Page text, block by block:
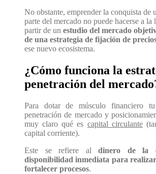
No obstante, emprender la conquista de
parte del mercado no puede hacerse a la
partir de un estudio del mercado
de una estrategia de fijación de
ese nuevo ecosistema.
¿Cómo funciona la
penetración del
Para dotar de músculo financiero
penetración de mercado y
muy claro qué es capital circulante
capital corriente).
Este se refiere al dinero de la
disponibilidad inmediata para
fortalecer procesos.